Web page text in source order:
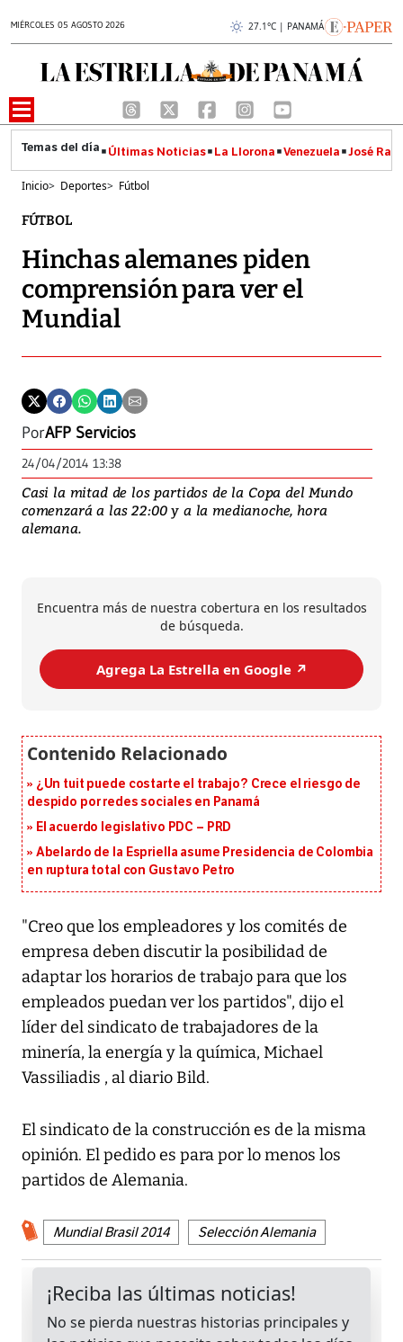
MIÉRCOLES 05 AGOSTO 2026 27.1°C | PANAMÁ
Últimas Noticias La Llorona Venezuela José
Inicio> Deportes> Fútbol
FÚTBOL
Hinchas alemanes piden
comprensión para ver el
Mundial
PorAFP Servicios
24/04/2014 13:38
Casi la mitad de los partidos de la Copa del Mundo
comenzará a las 22:00 y a la medianoche, hora
alemana.
Encuentra más de nuestra cobertura en los resultados
de búsqueda.
Agrega La Estrella en Google ↗️
¿Un tuit puede costarte el trabajo? Crece el riesgo de
despido por redes sociales en Panamá
El acuerdo legislativo PDC – PRD
Abelardo de la Espriella asume Presidencia de Colombia
en ruptura total con Gustavo Petro
"Creo que los empleadores y los comités de
empresa deben discutir la posibilidad de
adaptar los horarios de trabajo para que los
empleados puedan ver los partidos", dijo el
líder del sindicato de trabajadores de la
minería, la energía y la química, Michael
Vassiliadis , al diario Bild.
El sindicato de la construcción es de la misma
opinión. El pedido es para por lo menos los
partidos de Alemania.
Mundial Brasil 2014 Selección Alemania